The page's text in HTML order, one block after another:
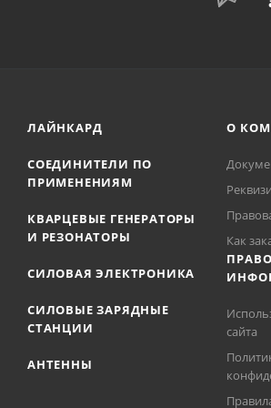
ЛАЙНКАРД
СОЕДИНИТЕЛИ ПО
ПРИМЕНЕНИЯМ
КВАРЦЕВЫЕ ГЕНЕРАТОРЫ
И РЕЗОНАТОРЫ
СИЛОВАЯ ЭЛЕКТРОНИКА
СИЛОВЫЕ ЗАРЯДНЫЕ
СТАНЦИИ
АНТЕННЫ
О
Как
сайта